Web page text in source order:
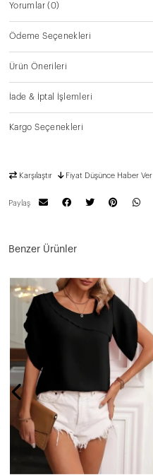
Yorumlar(0)
Ödeme Seçenekleri
Ürün Önerileri
İade & İptal İşlemleri
Kargo Seçenekleri
Karşılaştır Fiyat Düşünce Haber Ver
Paylaş
Benzer Ürünler